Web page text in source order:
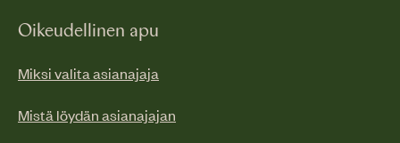
Oikeudellinen apu
Miksi valita asianajaja
Mistä löydän asianajajan